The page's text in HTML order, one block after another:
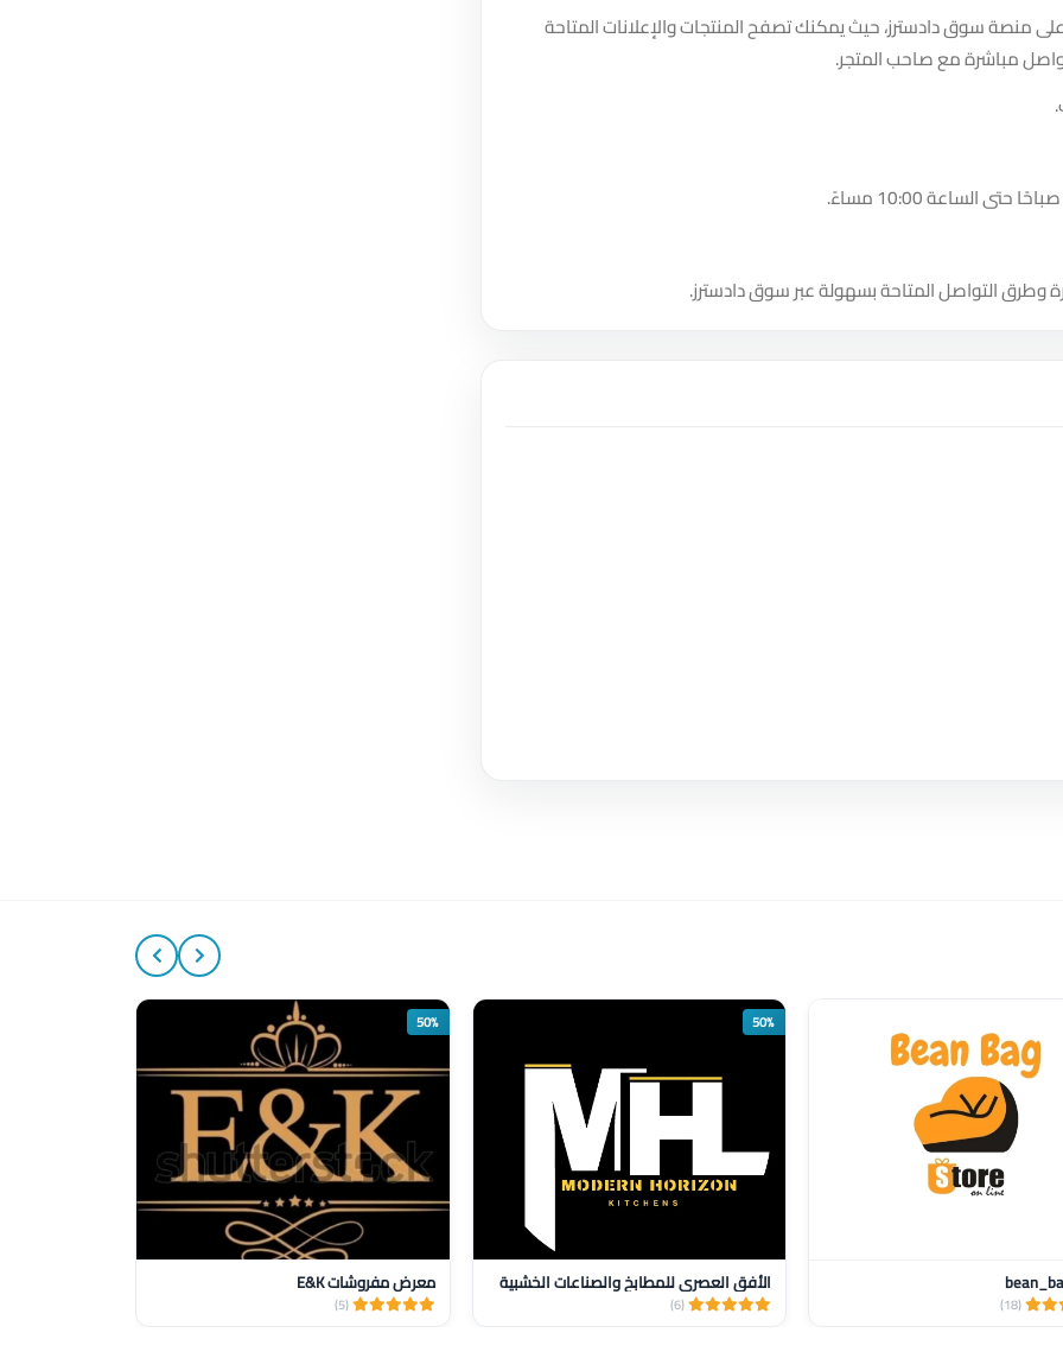
منصة سوق دادسترز، حيث يمكنك تصفح المنتجات والإعلانات المتاحة
مباشرة مع صاحب المتجر.
وطرق التواصل المتاحة بسهولة عبر سوق دادسترز.
(18)
50%
الأفق العصري للمطابخ والصناعات الخشبية
(6)
50%
معرض مفروشات E&K
(5)